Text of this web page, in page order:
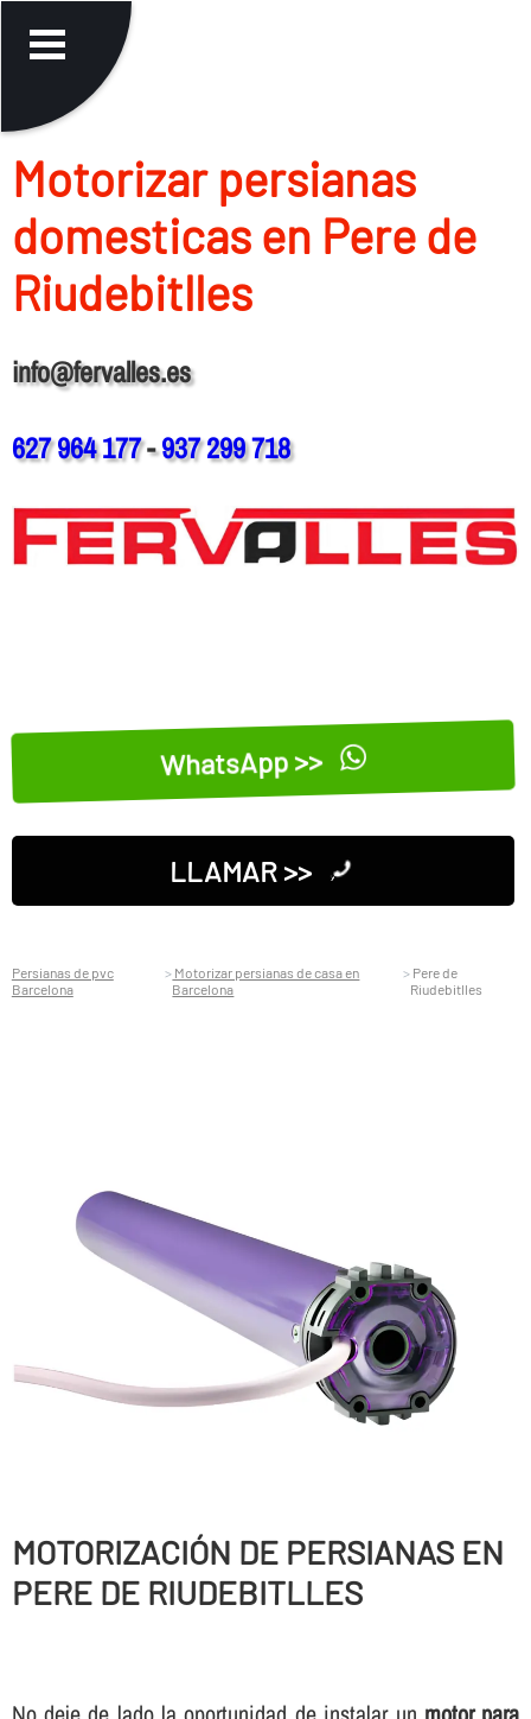
Motorizar persianas
domesticas en Pere de
Riudebitlles
info@fervalles.es
627 964 177-937 299 718
WhatsApp >>
LLAMAR >>
Persianas de pvc
Barcelona
Motorizar persianas de casa en
Barcelona
Pere de
Riudebitlles
MOTORIZACIÓN DE PERSIANAS EN
PERE DE RIUDEBITLLES